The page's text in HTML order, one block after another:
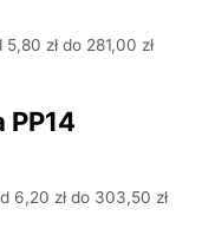
zł do 281,00 zł
PP14
6,20 zł do 303,50 zł